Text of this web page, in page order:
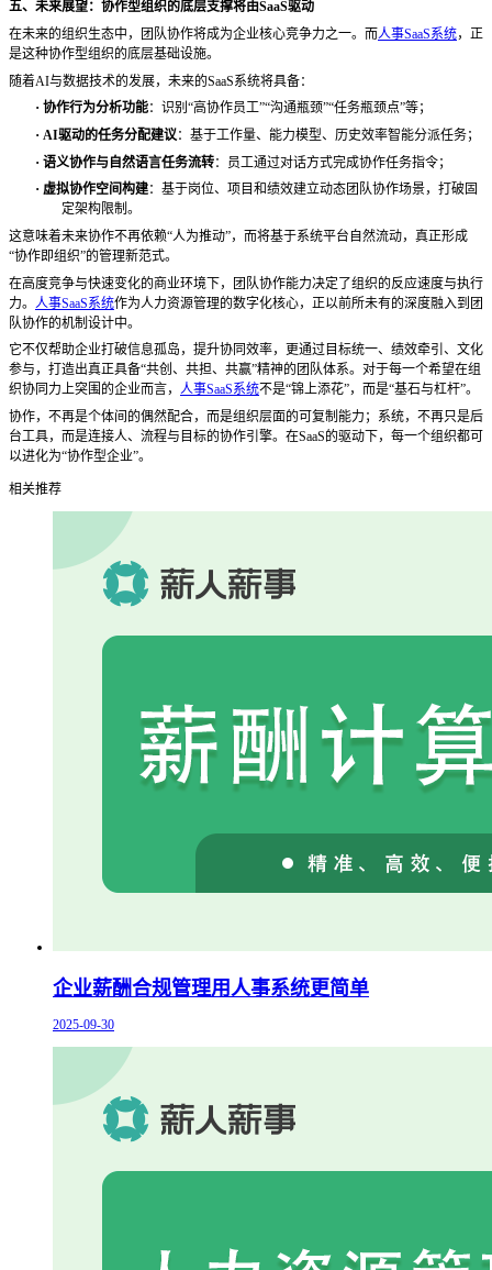
五、未来展望：协作型组织的底层支撑将由SaaS驱动
在未来的组织生态中，团队协作将成为企业核心竞争力之一。而人事SaaS系统，正
是这种协作型组织的底层基础设施。
随着AI与数据技术的发展，未来的SaaS系统将具备：
· 协作行为分析功能：识别 “高协作员工”“沟通瓶颈”“任务瓶颈点”等；
· AI驱动的任务分配建议：基于工作量、能力模型、历史效率智能分派任务；
· 语义协作与自然语言任务流转：员工通过对话方式完成协作任务指令；
· 虚拟协作空间构建：基于岗位、项目和绩效建立动态团队协作场景，打破固
定架构限制。
这意味着未来协作不再依赖“人为推动”，而将基于系统平台自然流动，真正形成
“协作即组织”的管理新范式。
在高度竞争与快速变化的商业环境下，团队协作能力决定了组织的反应速度与执行
力。 人事SaaS系统作为人力资源管理的数字化核心，正以前所未有的深度融入到团
队协作的机制设计中。
它不仅帮助企业打破信息孤岛，提升协同效率，更通过目标统一、绩效牵引、文化
参与，打造出真正具备“共创、共担、共赢”精神的团队体系。对于每一个希望在组
织协同力上突围的企业而言， 人事SaaS系统不是“锦上添花”，而是“基石与杠杆”。
协作，不再是个体间的偶然配合，而是组织层面的可复制能力；系统，不再只是后
台工具，而是连接人、流程与目标的协作引擎。在SaaS的驱动下，每一个组织都可
以进化为“协作型企业”。
相关推荐
企业薪酬合规管理用人事系统更简单
2025-09-30